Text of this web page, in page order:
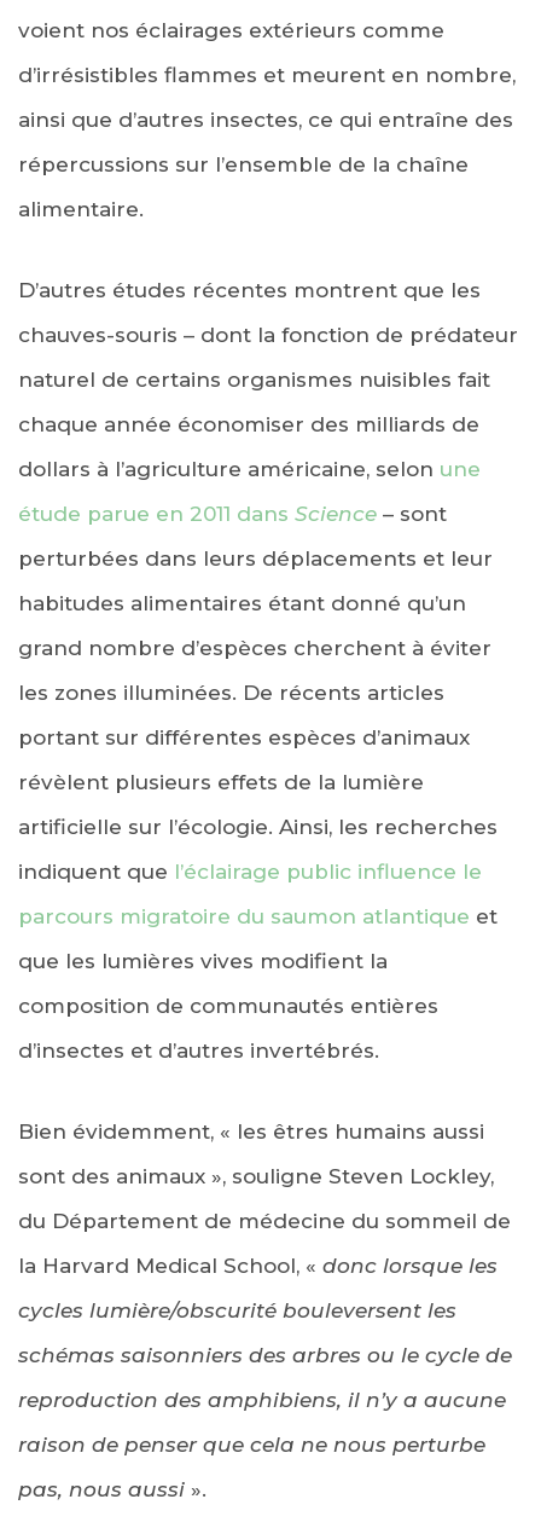
voient nos éclairages extérieurs comme
d’irrésistibles flammes et meurent en nombre,
ainsi que d’autres insectes, ce qui entraîne des
répercussions sur l’ensemble de la chaîne
alimentaire.
D’autres études récentes montrent que les
chauves-souris – dont la fonction de prédateur
naturel de certains organismes nuisibles fait
chaque année économiser des milliards de
dollars à l’agriculture américaine, selon une
étude parue en 2011 dans Science – sont
perturbées dans leurs déplacements et leur
habitudes alimentaires étant donné qu’un
grand nombre d’espèces cherchent à éviter
les zones illuminées. De récents articles
portant sur différentes espèces d’animaux
révèlent plusieurs effets de la lumière
artificielle sur l’écologie. Ainsi, les recherches
indiquent que l’éclairage public influence le
parcours migratoire du saumon atlantique et
que les lumières vives modifient la
composition de communautés entières
d’insectes et d’autres invertébrés.
Bien évidemment, « les êtres humains aussi
sont des animaux », souligne Steven Lockley,
du Département de médecine du sommeil de
la Harvard Medical School, « donc lorsque les
cycles lumière/obscurité bouleversent les
schémas saisonniers des arbres ou le cycle de
reproduction des amphibiens, il n’y a aucune
raison de penser que cela ne nous perturbe
pas, nous aussi ».